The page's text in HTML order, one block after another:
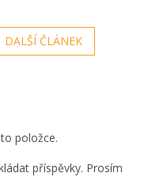
DALŠÍ ČLÁNEK
položce.
příspěvky. Prosím